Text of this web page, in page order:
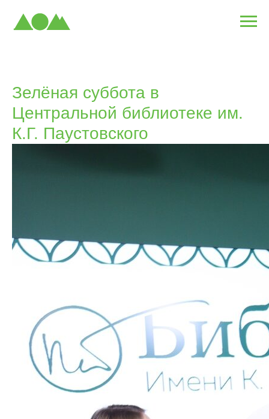
Зелёная суббота в
Центральной библиотеке им.
К.Г. Паустовского